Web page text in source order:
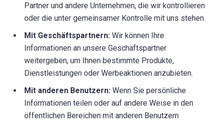
Partner und andere Unternehmen, die wir kontrollieren
oder die unter gemeinsamer Kontrolle mit uns stehen.
Mit Geschäftspartnern: Wir können Ihre
Informationen an unsere Geschäftspartner
weitergeben, um Ihnen bestimmte Produkte,
Dienstleistungen oder Werbeaktionen anzubieten.
Mit anderen Benutzern: Wenn Sie persönliche
Informationen teilen oder auf andere Weise in den
öffentlichen Bereichen mit anderen Benutzern